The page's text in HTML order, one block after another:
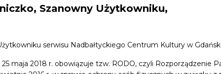
Szanowny Użytkowniku,
serwisu Nadbałtyckiego Centrum Kultury w
maja 2018 r. obowiązuje tzw. RODO, czyli Rozporządzenie